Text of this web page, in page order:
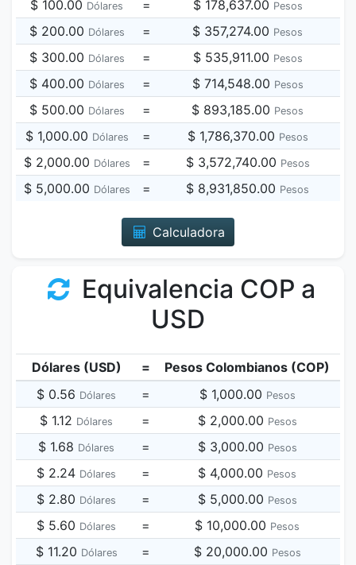
$ 100.00 Dólares = $ 178,637.00 Pesos
$ 200.00 Dólares = $ 357,274.00 Pesos
$ 300.00 Dólares = $ 535,911.00 Pesos
$ 400.00 Dólares = $ 714,548.00 Pesos
$ 500.00 Dólares = $ 893,185.00 Pesos
$ 1,000.00 Dólares = $ 1,786,370.00 Pesos
$ 2,000.00 Dólares = $ 3,572,740.00 Pesos
$ 5,000.00 Dólares = $ 8,931,850.00 Pesos
Calculadora
Equivalencia COP a
USD
Dólares (USD) =
Pesos Colombianos (COP)
$ 0.56 Dólares = $ 1,000.00 Pesos
$ 1.12 Dólares = $ 2,000.00 Pesos
$ 1.68 Dólares = $ 3,000.00 Pesos
$ 2.24 Dólares = $ 4,000.00 Pesos
$ 2.80 Dólares = $ 5,000.00 Pesos
$ 5.60 Dólares = $ 10,000.00 Pesos
$ 11.20 Dólares = $ 20,000.00 Pesos